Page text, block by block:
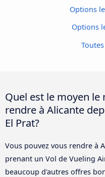
Options
Options
Quel est le moyen
rendre à Alicante
El Prat?
Vous pouvez vous rendre à
prenant un Vol de Vueling
beaucoup d'autres offres